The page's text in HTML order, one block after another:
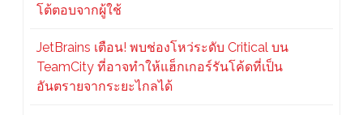
โต้ตอบจากผู้ใช้
JetBrains เตือน! พบช่องโหว่ระดับ Critical บน
TeamCity ที่อาจทำให้แฮ็กเกอร์รันโค้ดที่เป็น
อันตรายจากระยะไกลได้